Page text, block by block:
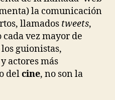
en
la comunicación
llamados tweets,
vez mayor de
guionistas,
actores más
delcine, no son la